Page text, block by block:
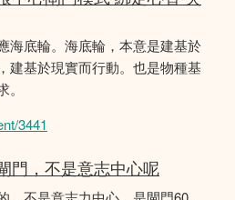
海底輪。海底輪，本意是建基於
建基於現實而行動。也是物種基
3441
門，不是意志中心呢